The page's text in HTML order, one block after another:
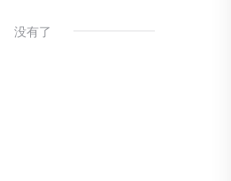
没有了